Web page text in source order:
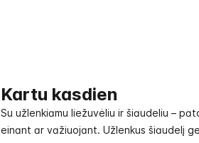
Kartu kasdien
Su užlenkiamu liežuvėliu ir šiaudeliu –
einant ar važiuojant. Užlenkus šiaudelį